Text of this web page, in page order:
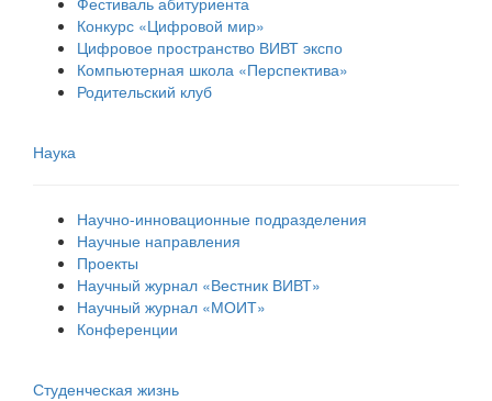
Конкурс «Цифровой мир»
Цифровое пространство ВИВТ экспо
Компьютерная школа «Перспектива»
Родительский клуб
Наука
Научно-инновационные подразделения
Научные направления
Проекты
Научный журнал «Вестник ВИВТ»
Научный журнал «МОИТ»
Конференции
Студенческая жизнь